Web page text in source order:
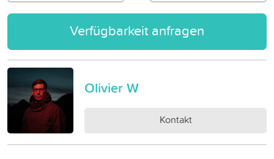
Verfügbarkeit anfragen
Olivier W
Kontakt